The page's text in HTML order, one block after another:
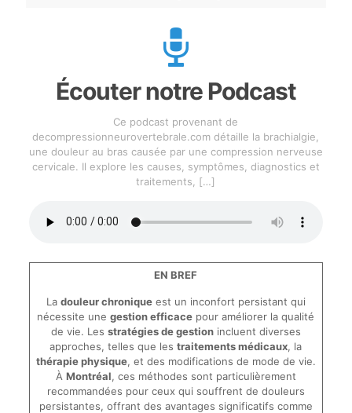
Écouter notre Podcast
Ce podcast provenant de
decompressionneurovertebrale.com détaille la brachialgie,
une douleur au bras causée par une compression nerveuse
cervicale. Il explore les causes, symptômes, diagnostics et
traitements,
[…]
EN BREF
La douleur chroniqueest un inconfort persistant qui
nécessite unegestion efficace pour améliorer la qualité
de vie. Les stratégies de gestionincluent diverses
approches, telles que lestraitements médicaux, la
thérapie physique, et des modifications de mode de vie.
À Montréal, ces méthodes sont particulièrement
recommandées pour ceux qui souffrent de douleurs
persistantes, offrant des avantages significatifs comme